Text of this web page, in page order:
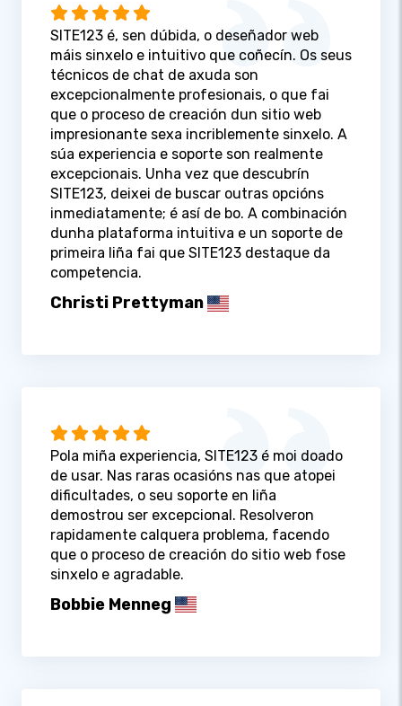
SITE123 é, sen dúbida, o deseñador web
máis sinxelo e intuitivo que coñecín. Os seus
técnicos de chat de axuda son
excepcionalmente profesionais, o que fai
que o proceso de creación dun sitio web
impresionante sexa incriblemente sinxelo. A
súa experiencia e soporte son realmente
excepcionais. Unha vez que descubrín
SITE123, deixei de buscar outras opcións
inmediatamente; é así de bo. A combinación
dunha plataforma intuitiva e un soporte de
primeira liña fai que SITE123 destaque da
competencia.
Christi Prettyman
Pola miña experiencia, SITE123 é moi doado
de usar. Nas raras ocasións nas que atopei
dificultades, o seu soporte en liña
demostrou ser excepcional. Resolveron
rapidamente calquera problema, facendo
que o proceso de creación do sitio web fose
sinxelo e agradable.
Bobbie Menneg